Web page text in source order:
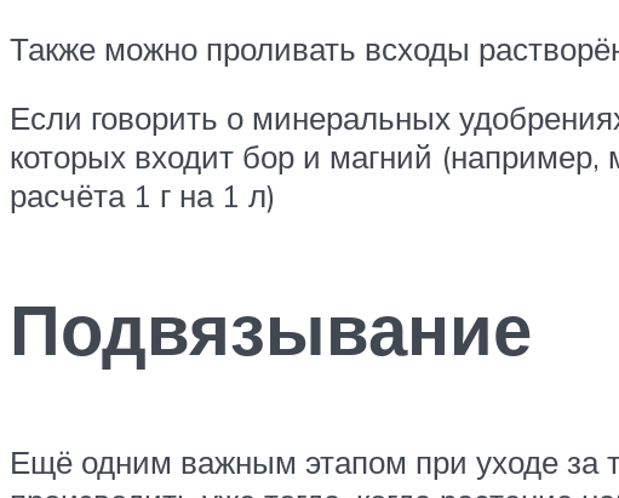
Также можно проливать всходы
Если говорить о минеральных
которых входит бор и магний (например,
расчёта 1 г на 1 л)
Подвязывание
Ещё одним важным этапом при уходе за